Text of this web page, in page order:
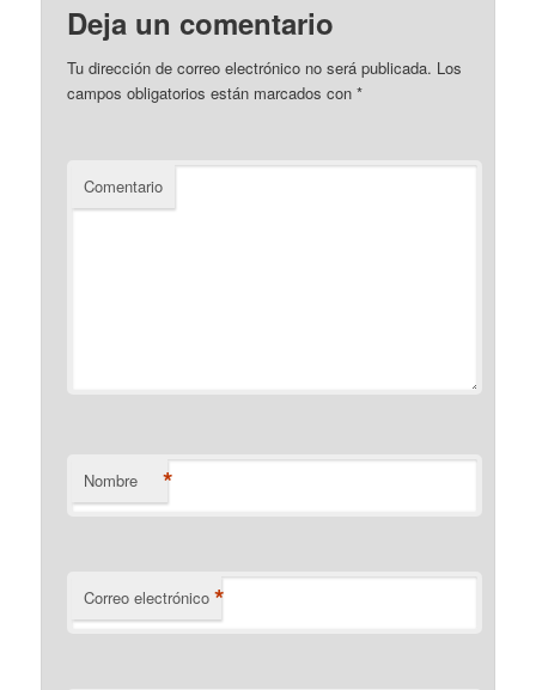
Deja un comentario
Tu dirección de correo electrónico no será publicada. Los
campos obligatorios están marcados con*
Comentario
Nombre *
Correo electrónico *